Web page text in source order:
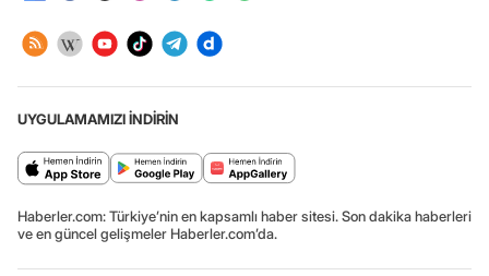
UYGULAMAMIZI İNDİRİN
Haberler.com: Türkiye’nin en kapsamlı haber sitesi. Son dakika haberleri
ve en güncel gelişmeler Haberler.com’da.